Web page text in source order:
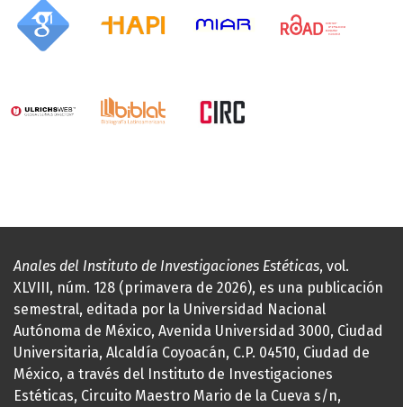
Anales del Instituto de Investigaciones Estéticas, vol.
XLVIII, núm. 128 (primavera de 2026), es una publicación
semestral, editada por la Universidad Nacional
Autónoma de México, Avenida Universidad 3000, Ciudad
Universitaria, Alcaldía Coyoacán, C.P. 04510, Ciudad de
México, a través del Instituto de Investigaciones
Estéticas, Circuito Maestro Mario de la Cueva s/n,